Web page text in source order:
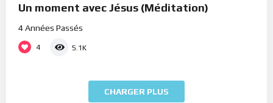
Un moment avec Jésus (Méditation)
4 Années Passés
4 5.1K
CHARGER PLUS